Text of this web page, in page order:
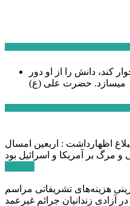
كند، دانش را از او دور
میسازد. حضرت علی (ع)
اظهارداشت : اربعین امسال
هزینه‌های تشریفاتی مراسم
آزادی زندانیان جرائم غیرعمد